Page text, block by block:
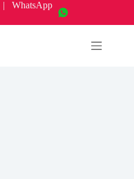
| WhatsApp